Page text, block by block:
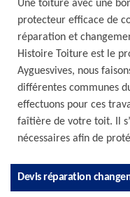
Une toiture avec une
protecteur efficace de
réparation et
Histoire Toiture est le
Ayguesvives, nous
différentes communes
effectuons pour ces
faîtière de votre toit. Il
nécessaires afin de
Devis réparation